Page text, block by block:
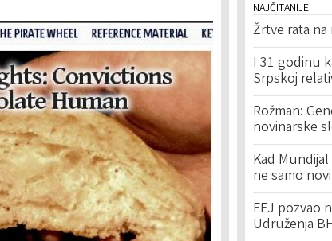
NAJČITANIJE
Žrtve rata
I 31 godinu
Srpskoj
Rožman:
novinarske
Kad
ne samo
EFJ pozvao
Udruženja